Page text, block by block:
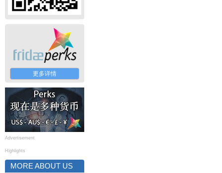
更多详情
Advertisement
Highlights
MORE ABOUT US